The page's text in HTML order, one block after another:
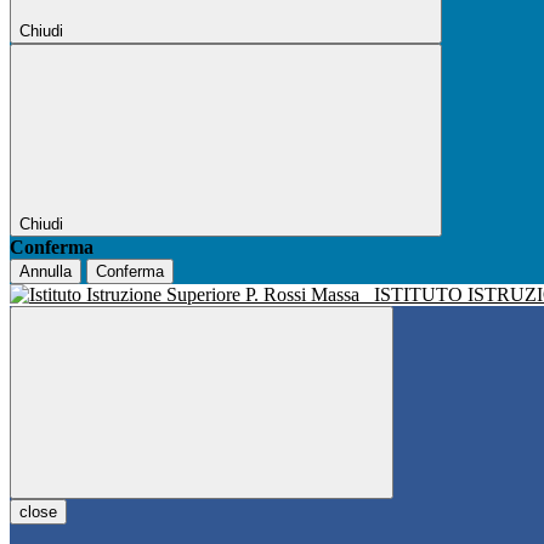
Chiudi
Chiudi
Conferma
Annulla Conferma
ISTITUTO
close